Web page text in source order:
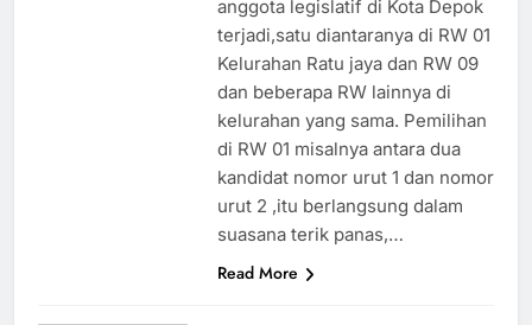
anggota legislatif di Kota Depok
terjadi,satu diantaranya di RW 01
Kelurahan Ratu jaya dan RW 09
dan beberapa RW lainnya di
kelurahan yang sama. Pemilihan
di RW 01 misalnya antara dua
kandidat nomor urut 1 dan nomor
urut 2 ,itu berlangsung dalam
suasana terik panas,…
Read More